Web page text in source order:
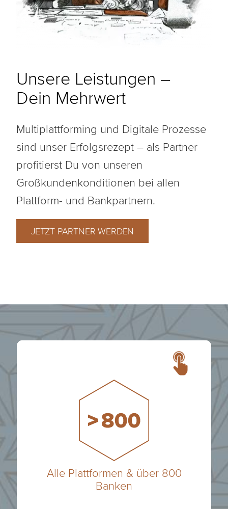
Unsere Leistungen –
Dein Mehrwert
Multiplattforming und Digitale Prozesse
sind unser Erfolgsrezept – als Partner
profitierst Du von unseren
Großkundenkonditionen bei allen
Plattform- und Bankpartnern.
JETZT PARTNER WERDEN
Alle Plattformen & über 800
Banken
Europace
Baufinex
Prohyp
FinCompare